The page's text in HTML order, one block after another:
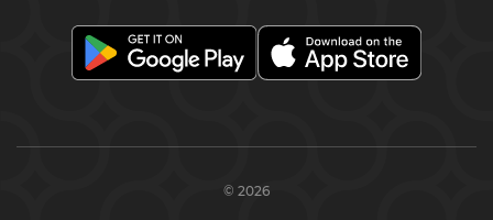
• Concert de musique classique à la Maison de la
• Trésor impérial (Schatzkammer)
• Maison de Mozart à Vienne
© 2026